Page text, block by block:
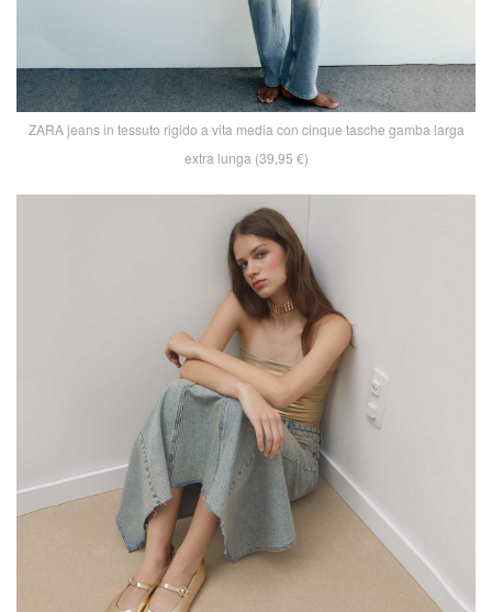
ZARA jeans in tessuto rigido a vita media con cinque tasche gamba larga
extra lunga (39,95 €)